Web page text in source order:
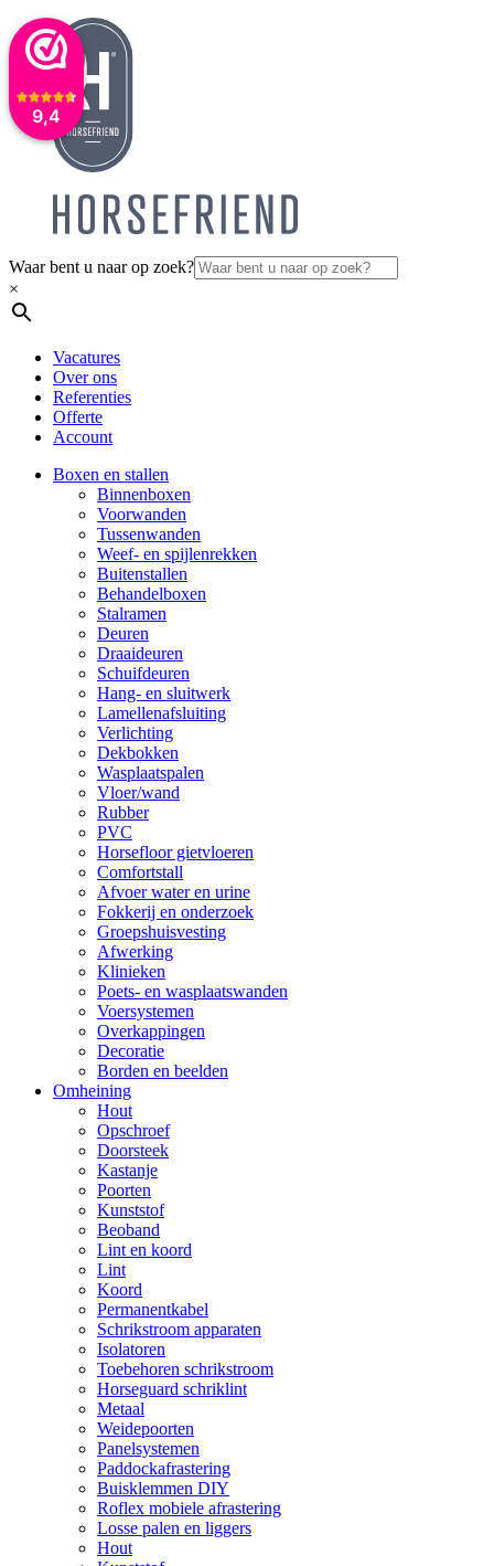
9,4
Waar bent u naar op zoek?
×
Vacatures
Over ons
Referenties
Offerte
Account
Boxen en stallen
Binnenboxen
Voorwanden
Tussenwanden
Weef- en spijlenrekken
Buitenstallen
Behandelboxen
Stalramen
Deuren
Draaideuren
Schuifdeuren
Hang- en sluitwerk
Lamellenafsluiting
Verlichting
Dekbokken
Wasplaatspalen
Vloer/wand
Rubber
PVC
Horsefloor gietvloeren
Comfortstall
Afvoer water en urine
Fokkerij en onderzoek
Groepshuisvesting
Afwerking
Klinieken
Poets- en wasplaatswanden
Voersystemen
Overkappingen
Decoratie
Borden en beelden
Omheining
Hout
Opschroef
Doorsteek
Kastanje
Poorten
Kunststof
Beoband
Lint en koord
Lint
Koord
Permanentkabel
Schrikstroom apparaten
Isolatoren
Toebehoren schrikstroom
Horseguard schriklint
Metaal
Weidepoorten
Panelsystemen
Paddockafrastering
Buisklemmen DIY
Roflex mobiele afrastering
Losse palen en liggers
Hout